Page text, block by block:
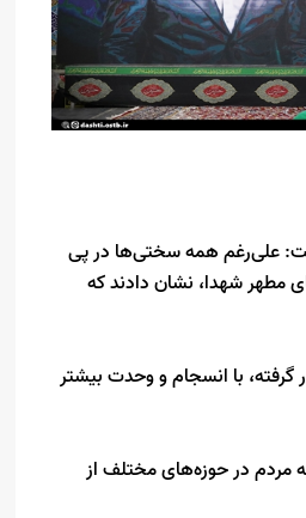
گفت: علی‌رغم همه سختی‌ها در پی
مطهر شهدا، نشان دادند که
گرفته، با انسجام و وحدت بیشتر
مردم در حوزه‌های مختلف از